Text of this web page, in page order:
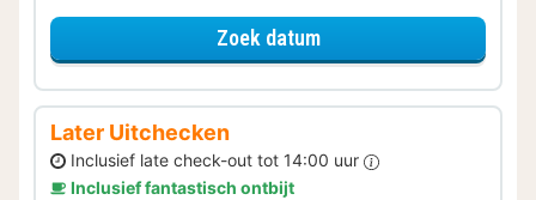
Zoek datumvoor Met parkeerplek
Later Uitchecken
Inclusief late check-out tot 14:00 uur
Inclusief fantastisch ontbijt